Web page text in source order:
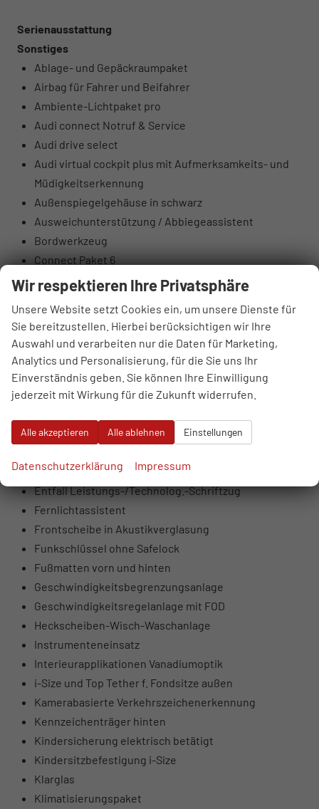
Serienausstattung
Sonstiges
Ablage- und Gepäckraumpaket
Airbag für Fahrer und Beifahrer
Ambiente-Lichtpaket pro
Audi connect Notruf & Service
Audi drive select
Audi virtual cockpit plus mit Aufmerksamkeits- und
Müdigkeitserkennung
Außenspiegelgehäuse in schwarz
Ausweichunterstützung / Abbiegeassistent
Bordwerkzeug
Connect Paket 6
Dachhimmel in Stoff schwarz
Dämpfung hinten
Datenmodul Europa
Doppeltonhorn
eCall: gesetzlicher Notruf
Einparkhilfe plus m. Parklenkassistent
Einstiegsleisten mit Aluminiumeinlegern
Embleme, Raute RS
Entfall Leistungs-/Technolog.-Schriftzug
Fernlichtassistent
Frontscheibe in Akustikverglasung
Funkschlüssel ohne Safelock
Fußmatten vorn und hinten
Geschwindigkeitsbegrenzungsanlage
Geschwindigkeitsregelanlage mit FOD
Heckscheiben-Wisch-Waschanlage
Instrumenteneinsatz
Interieurapplikationen Vanadiumoptik
i-Size und Top Tether f. Fondsitze außen
Kamerabasierte Verkehrszeichenerkennung
Kennzeichenträger hinten
Kindersicherung elektrisch betätigt
Kindersitzbefestigung i-Size
Klarglas
Klimatisierungspaket
Wir respektieren Ihre Privatsphäre
Unsere Website setzt Cookies ein, um unsere Dienste für
Sie bereitzustellen. Hierbei berücksichtigen wir Ihre
Auswahl und verarbeiten nur die Daten für Marketing,
Analytics und Personalisierung, für die Sie uns Ihr
Einverständnis geben. Sie können Ihre Einwilligung
jederzeit mit Wirkung für die Zukunft widerrufen.
Alle akzeptieren Alle ablehnen Einstellungen
Datenschutzerklärung Impressum